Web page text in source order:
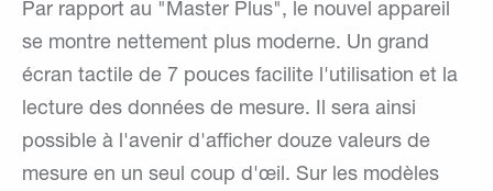
Par rapport au "Master Plus", le nouvel appareil
se montre nettement plus moderne. Un grand
écran tactile de 7 pouces facilite l'utilisation et la
lecture des données de mesure. Il sera ainsi
possible à l'avenir d'afficher douze valeurs de
mesure en un seul coup d'œil. Sur les modèles